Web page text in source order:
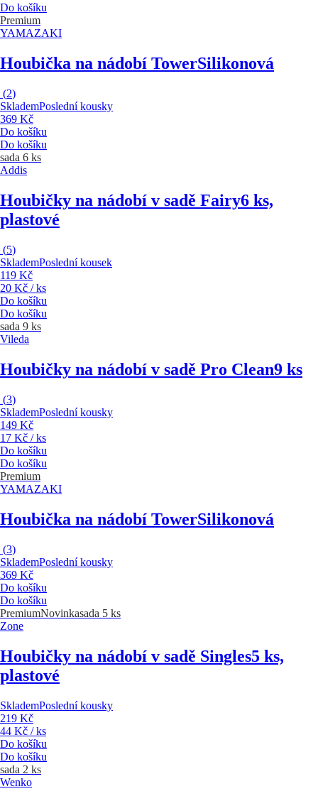
Do košíku
Premium
YAMAZAKI
Houbička na nádobí TowerSilikonová
(2)
SklademPoslední kousky
369 Kč
Do košíku
Do košíku
sada 6 ks
Addis
Houbičky na nádobí v sadě Fairy6 ks,
plastové
(5)
SklademPoslední kousek
119 Kč
20 Kč / ks
Do košíku
Do košíku
sada 9 ks
Vileda
Houbičky na nádobí v sadě Pro Clean9 ks
(3)
SklademPoslední kousky
149 Kč
17 Kč / ks
Do košíku
Do košíku
Premium
YAMAZAKI
Houbička na nádobí TowerSilikonová
(3)
SklademPoslední kousky
369 Kč
Do košíku
Do košíku
PremiumNovinkasada 5 ks
Zone
Houbičky na nádobí v sadě Singles5 ks,
plastové
SklademPoslední kousky
219 Kč
44 Kč / ks
Do košíku
Do košíku
sada 2 ks
Wenko